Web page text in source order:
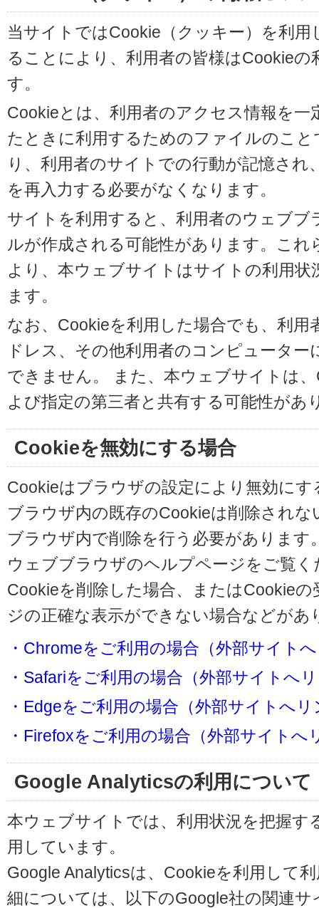
当サイトではCookie（クッキー）を利
ることにより、利用者の皆様はCookie
す。
Cookieとは、利用者のアクセス情報を
たときに利用するためのファイルのこ
り、利用者のサイトでの行動が記憶さ
を再入力する必要がなくなります。
サイトを利用すると、利用者のウェブ
ルが作成される可能性があります。こ
より、本ウェブサイトはサイトの利用
ます。
なお、Cookieを利用した場合でも、利用
ドレス、その他利用者のコンピュータ
できません。 また、本ウェブサイトは
よび指定の第三者と共有する可能性があ
Cookieを無効にする場合
Cookieはブラウザの設定により無効に
ブラウザ内の既存のCookieは削除され
ブラウザ内で削除を行う必要があります
ウェブブラウザのヘルプページをご覧く
Cookieを削除した場合、またはCookie
ジの正確な表示ができない場合などが
・Chromeをご利用の場合（外部サイト
・Safariをご利用の場合（外部サイトへ
・Edgeをご利用の場合（外部サイトへリ
・Firefoxをご利用の場合（外部サイトへ
Google Analyticsの利用について
本ウェブサイトでは、利用状況を把握す
用しています。
Google Analyticsは、Cookieを利用して
細については、以下のGoogle社の関連